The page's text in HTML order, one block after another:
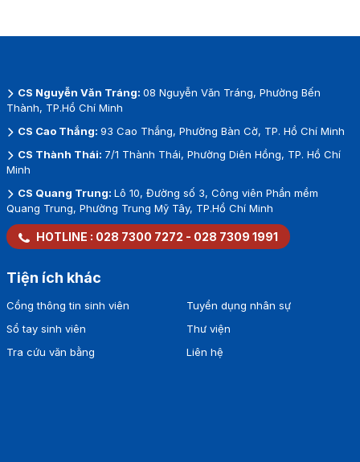
CS Nguyễn Văn Tráng: 08 Nguyễn Văn Tráng, Phường Bến
Thành, TP.Hồ Chí Minh
CS Cao Thắng: 93 Cao Thắng, Phường Bàn Cờ, TP. Hồ Chí Minh
CS Thành Thái: 7/1 Thành Thái, Phường Diên Hồng, TP. Hồ Chí
Minh
CS Quang Trung: Lô 10, Đường số 3, Công viên Phần mềm
Quang Trung, Phường Trung Mỹ Tây, TP.Hồ Chí Minh
HOTLINE : 028 7300 7272 - 028 7309 1991
Tiện ích khác
Cổng thông tin sinh viên
Sổ tay sinh viên
Tra cứu văn bằng
Tuyển dụng nhân sự
Thư viện
Liên hệ